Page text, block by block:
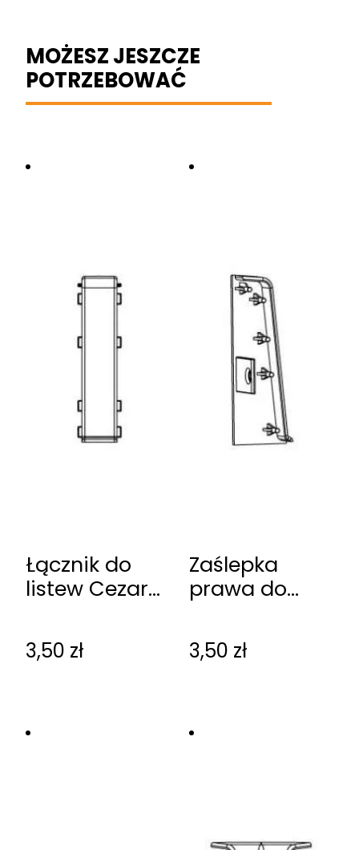
MOŻESZ JESZCZE
POTRZEBOWAĆ
Łącznik do
listew Cezar
3,50 zł
Zaślepka
prawa do
60
3,50 zł